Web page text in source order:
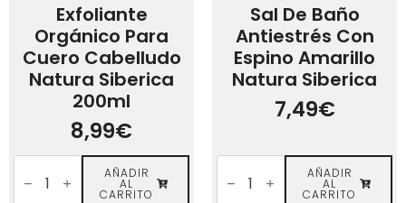
Exfoliante
Orgánico Para
Cuero Cabelludo
Natura Siberica
200ml
8,99€
Exfoliante
Orgánico
para
AÑADIR
AL
CARRITO
Sal De Baño
Antiestrés Con
Espino Amarillo
Natura Siberica
7,49€
Sal
baño
AÑADIR
AL
CARRITO